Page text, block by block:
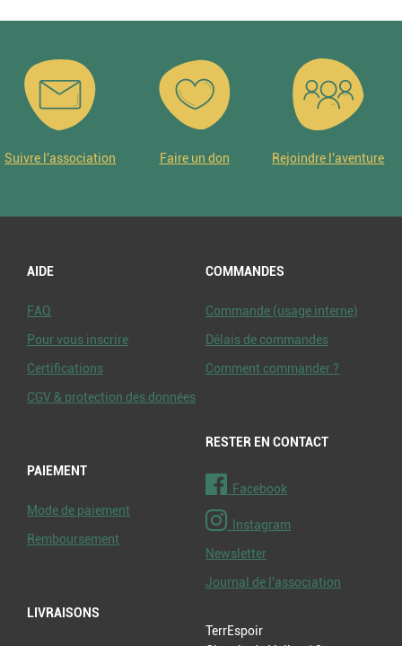
Suivre l'association Faire un don Rejoindre l'aventure
AIDE
FAQ
Pour vous inscrire
Certifications
CGV & protection des données
PAIEMENT
Mode de paiement
Remboursement
LIVRAISONS
COMMANDES
Commande (usage interne)
Délais de commandes
Comment commander ?
RESTER EN CONTACT
Facebook
Instagram
Newsletter
Journal de l'association
TerrEspoir